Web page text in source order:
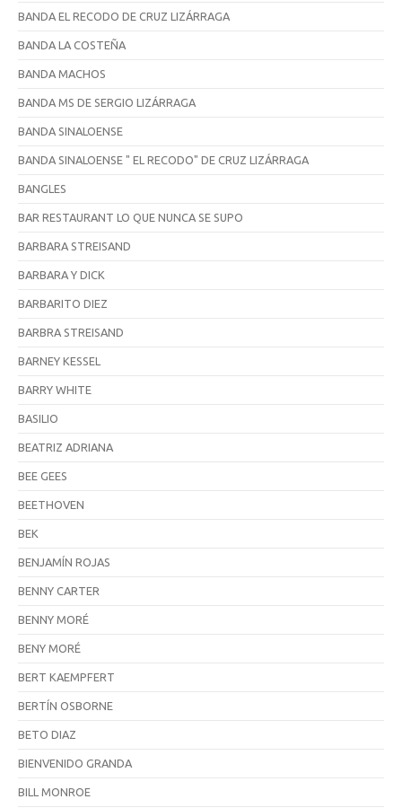
BANDA EL RECODO DE CRUZ LIZÁRRAGA
BANDA LA COSTEÑA
BANDA MACHOS
BANDA MS DE SERGIO LIZÁRRAGA
BANDA SINALOENSE
BANDA SINALOENSE " EL RECODO" DE CRUZ LIZÁRRAGA
BANGLES
BAR RESTAURANT LO QUE NUNCA SE SUPO
BARBARA STREISAND
BARBARA Y DICK
BARBARITO DIEZ
BARBRA STREISAND
BARNEY KESSEL
BARRY WHITE
BASILIO
BEATRIZ ADRIANA
BEE GEES
BEETHOVEN
BEK
BENJAMÍN ROJAS
BENNY CARTER
BENNY MORÉ
BENY MORÉ
BERT KAEMPFERT
BERTÍN OSBORNE
BETO DIAZ
BIENVENIDO GRANDA
BILL MONROE